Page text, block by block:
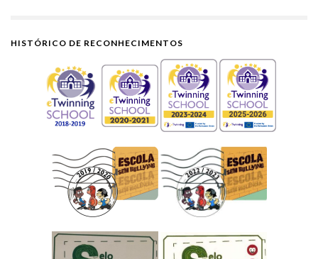
HISTÓRICO DE RECONHECIMENTOS